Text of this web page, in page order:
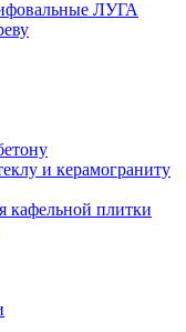
ЛУГА
и керамограниту
кафельной плитки